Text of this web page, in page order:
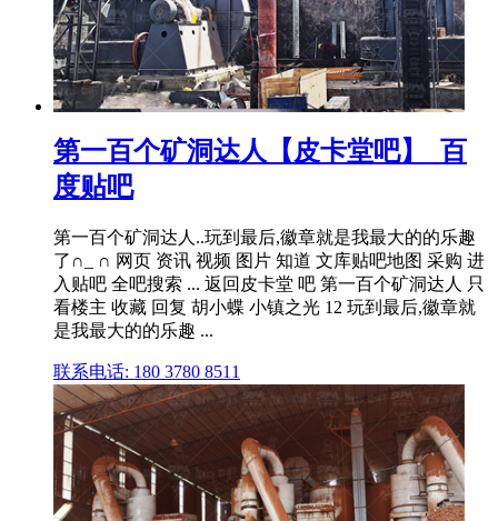
第一百个矿洞达人【皮卡堂吧】_百
度贴吧
第一百个矿洞达人..玩到最后,徽章就是我最大的的乐趣
了∩_ ∩ 网页 资讯 视频 图片 知道 文库贴吧地图 采购 进
入贴吧 全吧搜索 ... 返回皮卡堂 吧 第一百个矿洞达人 只
看楼主 收藏 回复 胡小蝶 小镇之光 12 玩到最后,徽章就
是我最大的的乐趣 ...
联系电话: 180 3780 8511